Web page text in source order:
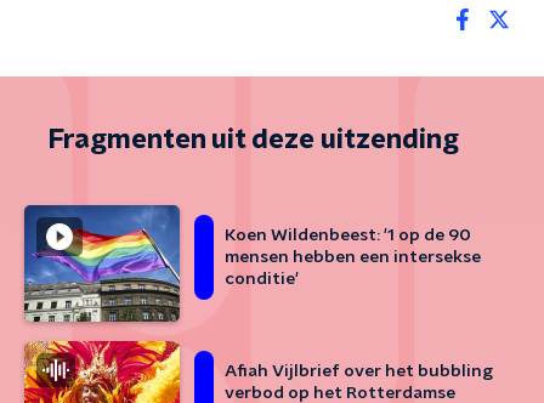
Fragmenten uit deze uitzending
Koen Wildenbeest: '1 op de 90
mensen hebben een intersekse
conditie'
Afiah Vijlbrief over het bubbling
verbod op het Rotterdamse